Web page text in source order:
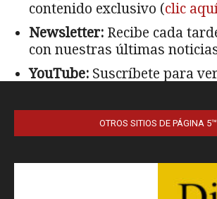
OTROS SITIOS DE PÁGINA 5™